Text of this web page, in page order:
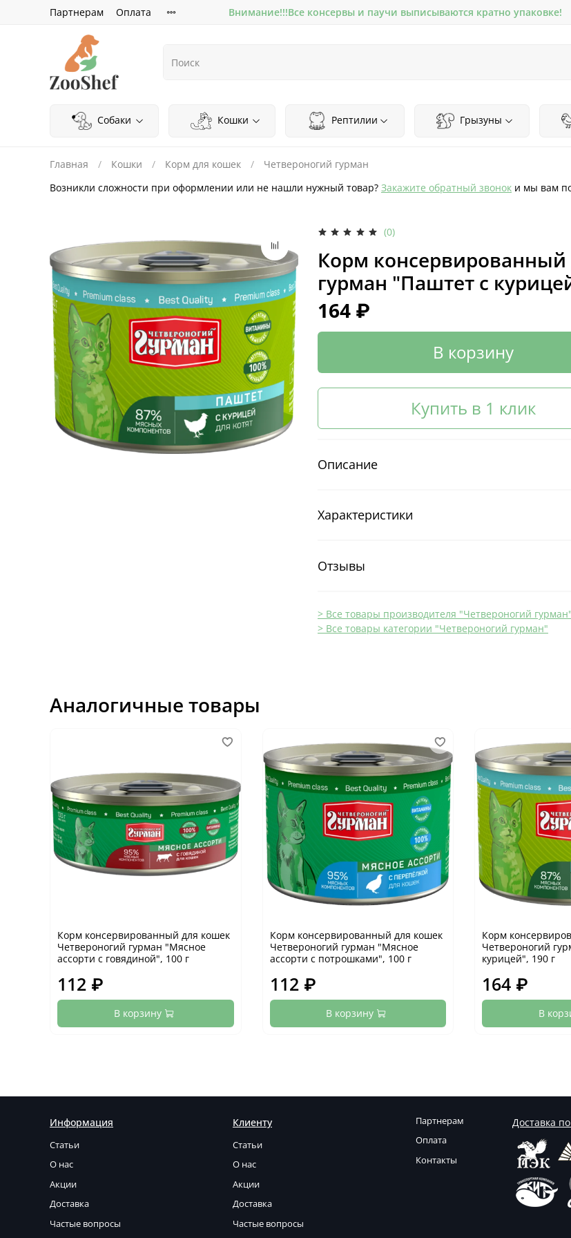
Партнерам Оплата Внимание!!!Все консервы и паучи выписываются кратно упаковке!
Собаки Кошки Рептилии Грызуны
Главная Кошки Корм для кошек
Четвероногий гурман
Возникли сложности при оформлении или не нашли нужный товар? Закажите обратный звонок и мы вам
(0)
Корм консервированный
гурман "Паштет с
164 ₽
В корзину
Купить в 1 клик
Описание
Характеристики
Отзывы
> Все товары производителя "Четвероногий гурман"
> Все товары категории "Четвероногий гурман"
Аналогичные товары
Корм консервированный для кошек
Четвероногий гурман "Мясное
ассорти с говядиной", 100 г
112 ₽
В корзину
Корм консервированный для кошек
Четвероногий гурман "Мясное
ассорти с потрошками", 100 г
112 ₽
В корзину
Корм
Четвероногий
курицей", 190 г
164 ₽
В
Информация
Статьи
О нас
Акции
Доставка
Частые вопросы
Клиенту
Статьи
О нас
Акции
Доставка
Частые вопросы
Партнерам
Оплата
Контакты
Доставка